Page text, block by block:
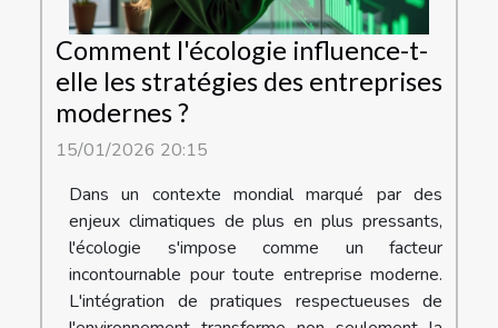
Comment l'écologie influence-t-
elle les stratégies des entreprises
modernes ?
15/01/2026 20:15
Dans un contexte mondial marqué par des
enjeux climatiques de plus en plus pressants,
l'écologie s'impose comme un facteur
incontournable pour toute entreprise moderne.
L'intégration de pratiques respectueuses de